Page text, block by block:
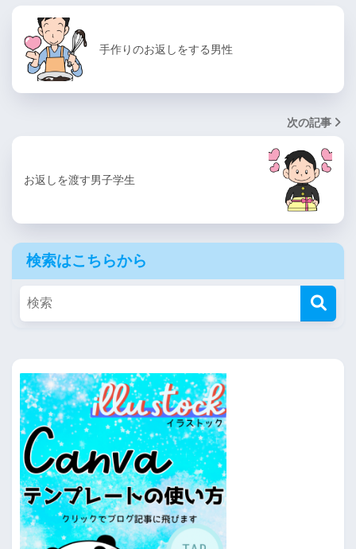
手作りのお返しをする男性
次の記事
お返しを渡す男子学生
検索はこちらから